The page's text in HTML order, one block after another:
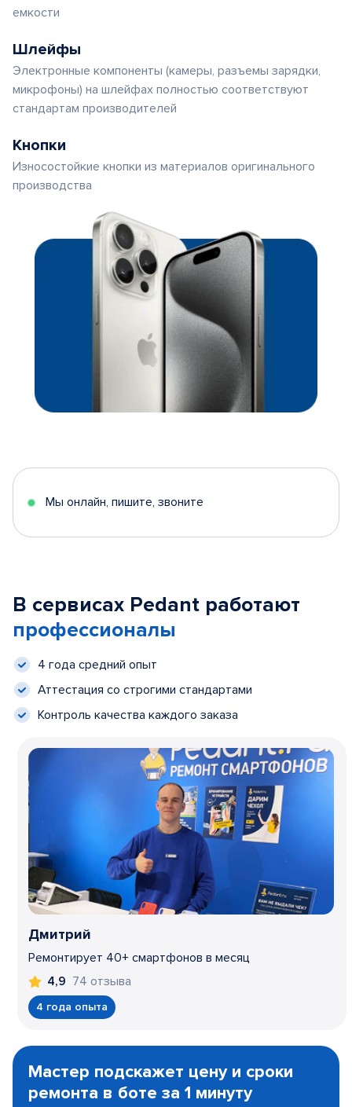
емкости
Шлейфы
Электронные компоненты (камеры, разъемы зарядки,
микрофоны) на шлейфах полностью соответствуют
стандартам производителей
Кнопки
Износостойкие кнопки из материалов оригинального
производства
Мы онлайн, пишите, звоните
В сервисах Pedant работают
профессионалы
4 года средний опыт
Аттестация со строгими стандартами
Контроль качества каждого заказа
Дмитрий
Ремонтирует 40+ смартфонов в месяц
4,9 74 отзыва
4 года опыта
1
Мастер подскажет цену и сроки
ремонта в боте за 1 минуту